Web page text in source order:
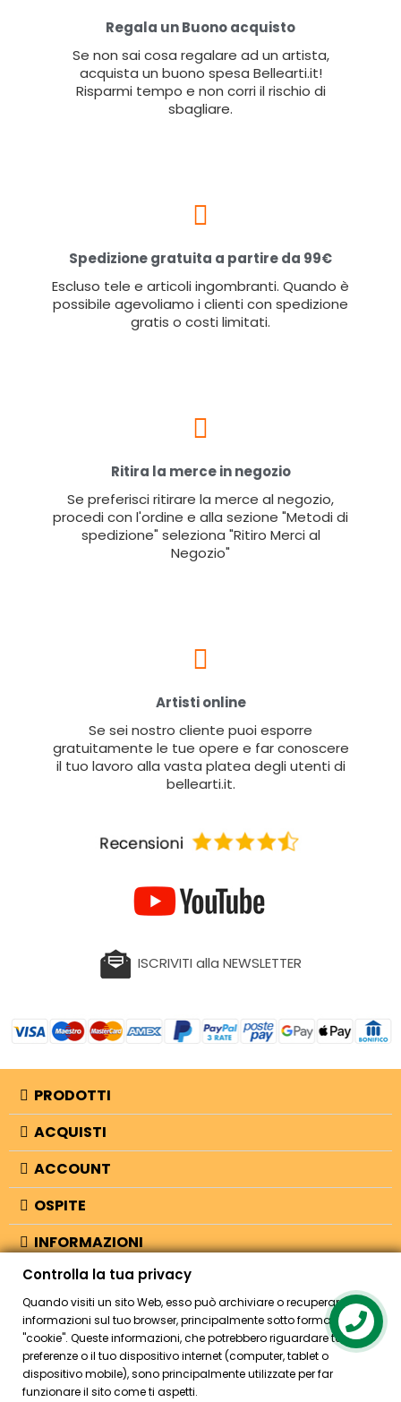
Regala un Buono acquisto
Se non sai cosa regalare ad un artista,
acquista un buono spesa Bellearti.it!
Risparmi tempo e non corri il rischio di
sbagliare.
Spedizione gratuita a partire da 99€
Escluso tele e articoli ingombranti. Quando è
possibile agevoliamo i clienti con spedizione
gratis o costi limitati.
Ritira la merce in negozio
Se preferisci ritirare la merce al negozio,
procedi con l'ordine e alla sezione "Metodi di
spedizione" seleziona "Ritiro Merci al
Negozio"
Artisti online
Se sei nostro cliente puoi esporre
gratuitamente le tue opere e far conoscere
il tuo lavoro alla vasta platea degli utenti di
bellearti.it.
ISCRIVITI alla NEWSLETTER
PRODOTTI
ACQUISTI
ACCOUNT
OSPITE
INFORMAZIONI
NEGOZIO
© 2026 - Bellearti.it -credits
Controlla la tua privacy
Quando visiti un sito Web, esso può archiviare o recuperare
informazioni sul tuo browser, principalmente sotto forma di
"cookie". Queste informazioni, che potrebbero riguardare te, le tue
preferenze o il tuo dispositivo internet (computer, tablet o
dispositivo mobile), sono principalmente utilizzate per far
funzionare il sito come ti aspetti.
Contact us